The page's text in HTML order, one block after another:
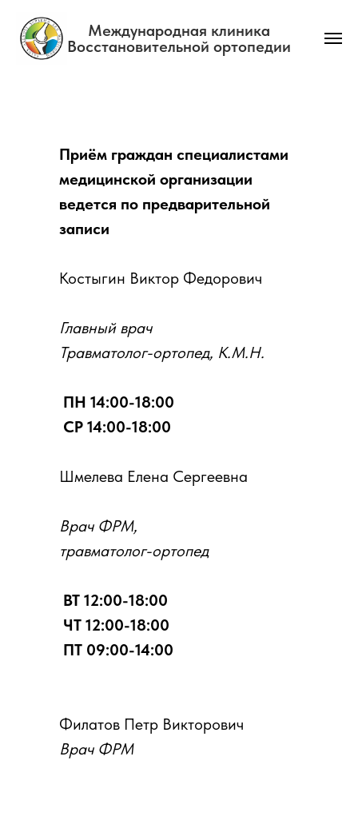
Международная клиника
Восстановительной ортопедии
Приём граждан специалистами
медицинской организации
ведется по предварительной
записи
Костыгин Виктор Федорович
Главный врач
Травматолог-ортопед, К.М.Н.
ПН 14:00-18:00
СР 14:00-18:00
Шмелева Елена Сергеевна
Врач ФРМ,
травматолог-ортопед
ВТ 12:00-18:00
ЧТ 12:00-18:00
ПТ 09:00-14:00
Филатов Петр Викторович
Врач ФРМ